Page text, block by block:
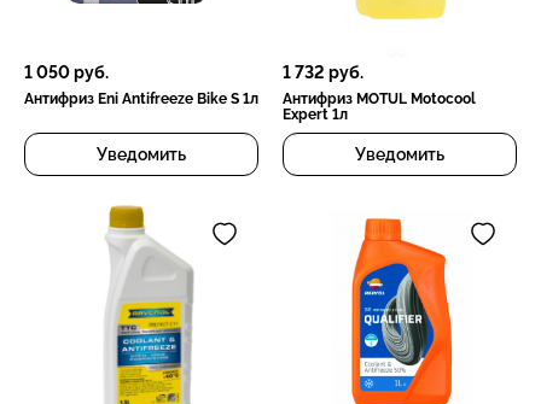
1 050руб.
Антифриз Eni Antifreeze Bike S 1л
Уведомить
1 732 руб.
Антифриз MOTUL Motocool
Expert 1л
Уведомить